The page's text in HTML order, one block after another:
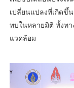
เปลี่ยนแปลงที่เกิดขึ้
ทบในหลายมิติ ทั้งท
แวดล้อม